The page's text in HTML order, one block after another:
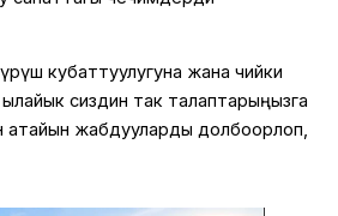
кубаттуулугуна жана чийки
ылайык сиздин так талаптарыңызга
атайын жабдууларды долбоорлоп,